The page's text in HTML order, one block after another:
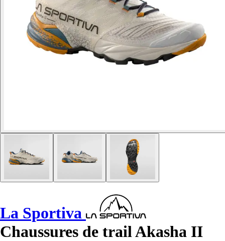
La Sportiva
Chaussures de trail Akasha II